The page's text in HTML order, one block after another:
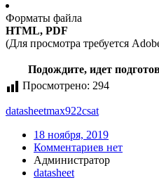
Форматы файла
HTML, PDF
(Для просмотра требуется
Подождите, идет
Просмотрено: 294
datasheetmax922csat
18 ноября, 2019
Комментариев нет
Администратор
datasheet